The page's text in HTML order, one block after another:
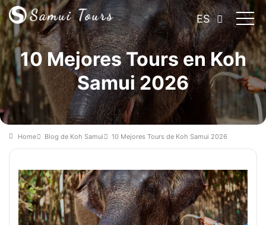
ES
10 Mejores Tours en Koh
Samui 2026
Home Blog de Koh Samui 10 Mejores Tours de Koh Samui 2026